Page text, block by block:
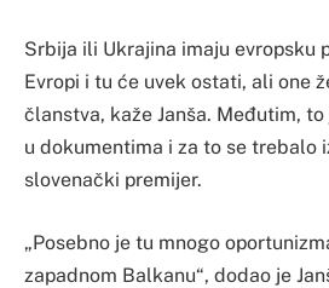
Srbija ili Ukrajina imaju evropsku
Evropi i tu će uvek ostati, ali one
članstva, kaže Janša. Međutim,
u dokumentima i za to se trebalo
slovenački premijer.
„Posebno je tu mnogo
zapadnom Balkanu“, dodao je